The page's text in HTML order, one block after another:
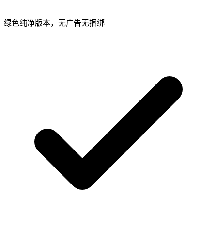
绿色纯净版本，无广告无捆绑